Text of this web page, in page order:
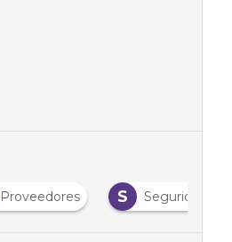
Proveedores S Seguridad